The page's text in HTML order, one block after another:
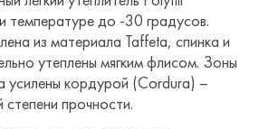
температуре до -30 градусов.
из материала Taffeta, спинка и
утеплены мягким флисом. Зоны
усилены кордурой (Cordura) –
степени прочности.